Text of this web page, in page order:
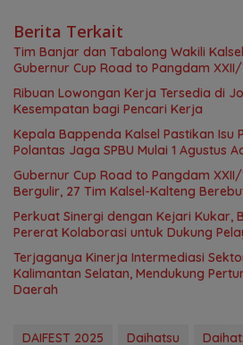
Berita Terkait
Tim Banjar dan Tabalong Wakili
Gubernur Cup Road to Pangdam
Ribuan Lowongan Kerja Tersedia di
Kesempatan bagi Pencari Kerja
Kepala Bappenda Kalsel Pastikan Isu
Polantas Jaga SPBU Mulai 1 Agustus
Gubernur Cup Road to Pangdam
Bergulir, 27 Tim Kalsel-Kalteng
Perkuat Sinergi dengan Kejari Kukar,
Pererat Kolaborasi untuk Dukung
Terjaganya Kinerja Intermediasi
Kalimantan Selatan, Mendukung
Daerah
DAIFEST 2025 Daihatsu